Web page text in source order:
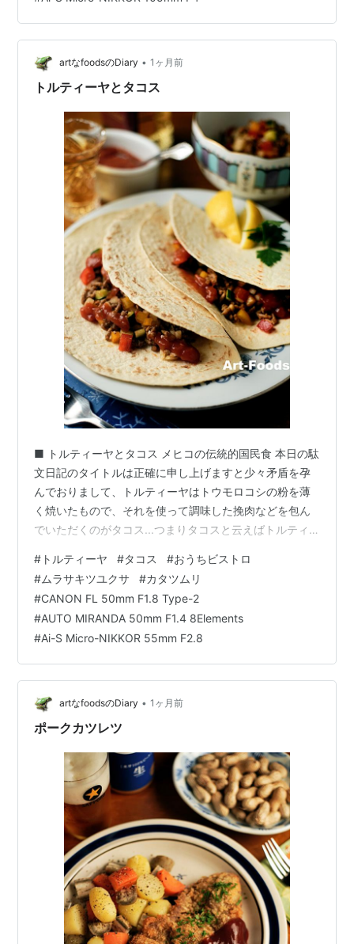
ムレツの上にとんかつを乗せてみるのも面白そうだな
あ…ってことです。特売のとんかつとは言え、揚げたて
が店頭に並んでいたので持ち帰り帰宅しても未だほんの
りと温かく、ヨケーな加熱をせずともそのままで美味し
くいただけるに違いないし、出汁醤…
artなfoodsのDiary • 1ヶ月前
トルティーヤとタコス
■ トルティーヤとタコス メヒコの伝統的国民食 本日の駄
文日記のタイトルは正確に申し上げますと少々矛盾を孕
んでおりまして、トルティーヤはトウモロコシの粉を薄
く焼いたもので、それを使って調味した挽肉などを包ん
でいただくのがタコス...つまりタコスと云えばトルティ
タコスの食材と調味料ただこうしてわざわざ併記したの
は様々な食材を包んで食すトルティーヤを強く意識させ
たいがためでありまして、そのバラエティーの豊かさが
メヒコ(メキシコ)の伝統的国民食であるタコスとして世界
中で愛されている由縁でもあります。 原料がトウモロコ
シなので薄くても意外にハラ持ちも…
# トルティーヤ #タコス #おうちビストロ
#ムラサキツユクサ #カタツムリ
#CANON FL 50mm F1.8 Type-2
#AUTO MIRANDA 50mm F1.4 8Elements
#Ai-S Micro-NIKKOR 55mm F2.8
artなfoodsのDiary • 1ヶ月前
ポークカツレツ